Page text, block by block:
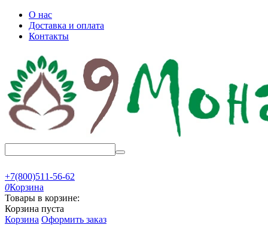
О нас
Доставка и оплата
Контакты
+7(800)511-56-62
0Корзина
Товары в корзине:
Корзина пуста
Корзина Оформить заказ